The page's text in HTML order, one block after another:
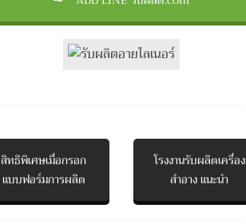
สิทธิพิเศษเมื่อกรอก
แบบฟอร์มการผลิต
โรงงานรับผลิตเครื่อง
สำอาง แนะนำ